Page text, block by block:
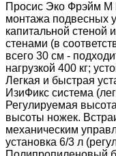
Просис Эко Фрэйм M
монтажа подвесных
капитальной стеной
стенами (в
всего 30 см -
нагрузкой 400 кг;
Легкая и быстрая
ИзиФикс система
Регулируемая
высоты ножек.
механическим
установка 6/3 л